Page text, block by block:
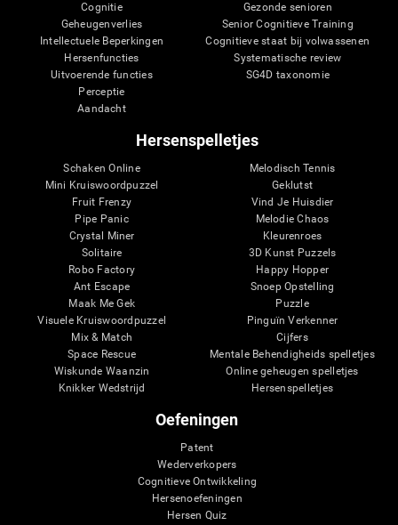
Cognitie
Geheugenverlies
Intellectuele Beperkingen
Hersenfuncties
Uitvoerende functies
Perceptie
Aandacht
Gezonde senioren
Senior Cognitieve Training
Cognitieve staat bij volwassenen
Systematische review
SG4D taxonomie
Hersenspelletjes
Schaken Online
Mini Kruiswoordpuzzel
Fruit Frenzy
Pipe Panic
Crystal Miner
Solitaire
Robo Factory
Ant Escape
Maak Me Gek
Visuele Kruiswoordpuzzel
Mix & Match
Space Rescue
Wiskunde Waanzin
Knikker Wedstrijd
Melodisch Tennis
Geklutst
Vind Je Huisdier
Melodie Chaos
Kleurenroes
3D Kunst Puzzels
Happy Hopper
Snoep Opstelling
Puzzle
Pinguïn Verkenner
Cijfers
Mentale Behendigheids spelletjes
Online geheugen spelletjes
Hersenspelletjes
Oefeningen
Patent
Wederverkopers
Cognitieve Ontwikkeling
Hersenoefeningen
Hersen Quiz